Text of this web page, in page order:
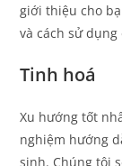
giới thiệu cho
và cách sử
Tinh hoá
Xu hướng tốt
nghiệm hướng
sinh. Chúng tôi